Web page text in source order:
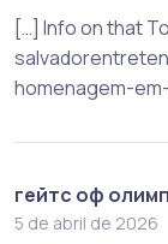
[…] Info on that
homenagem-
гейтс оф
5 de abril de 2026